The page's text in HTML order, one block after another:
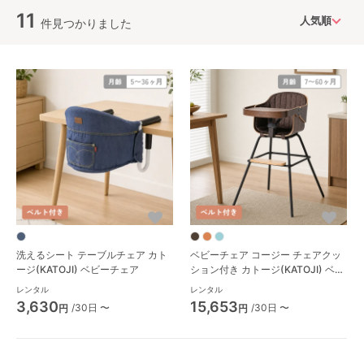
11 件見つかりました
洗えるシート テーブルチェア カト
ージ(KATOJI) ベビーチェア
レンタル
3,630円 /30日 〜
ベビーチェア コージー チェアクッ
ション付き カトージ(KATOJI) ベビ
ーチェア
レンタル
15,653円 /30日 〜